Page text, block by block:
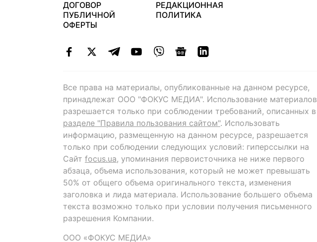
ДОГОВОР
ПУБЛИЧНОЙ
ОФЕРТЫ
РЕДАКЦИОННАЯ
ПОЛИТИКА
Все права на материалы, опубликованные на данном ресурсе,
принадлежат ООО "ФОКУС МЕДИА". Использование материалов
разрешается только при соблюдении требований, описанных в
разделе "Правила пользования сайтом". Использовать
информацию, размещенную на данном ресурсе, разрешается
только при соблюдении следующих условий: гиперссылки на
Сайт focus.ua, упоминания первоисточника не ниже первого
абзаца, объема использования, который не может превышать
50% от общего объема оригинального текста, изменения
заголовка и лида материала. Использование большего объема
текста возможно только при условии получения письменного
разрешения Компании.
ООО «ФОКУС МЕДИА»